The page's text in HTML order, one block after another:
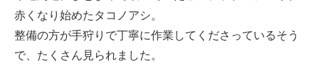
赤くなり始めたタコノアシ。
整備の方が手狩りで丁寧に作業してくださっているそう
で、たくさん見られました。